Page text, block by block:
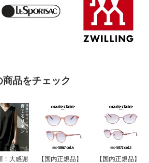
品をチェック
！大感謝
【国内正規品】
【国内正規品】